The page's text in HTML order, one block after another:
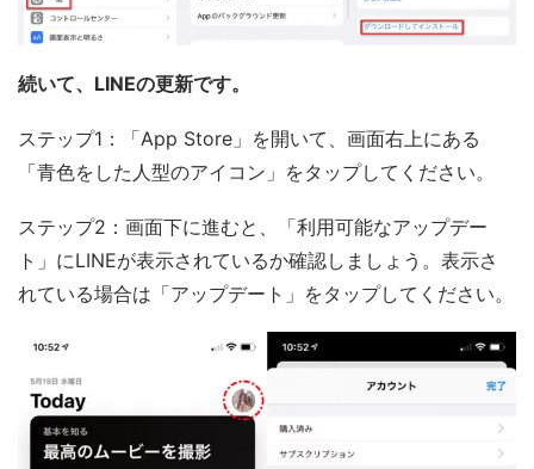
続いて、LINEの更新です。
ステップ1：「App Store」を開いて、画面右上にある
「青色をした人型のアイコン」をタップしてください。
ステップ2：画面下に進むと、「利用可能なアップデー
ト」にLINEが表示されているか確認しましょう。表示さ
れている場合は「アップデート」をタップしてください。